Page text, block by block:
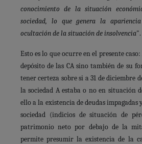
conocimiento de la situación
sociedad, lo que genera la
ocultación de la situación de insolvencia".
Esto es lo que ocurre en el presente
depósito de las CA sino también de su
tener certeza sobre si a 31 de diciembre
la sociedad A estaba o no en situación
ello a la existencia de deudas impagadas
sociedad (indicios de situación de
patrimonio neto por debajo de la
permite presumir la existencia de la